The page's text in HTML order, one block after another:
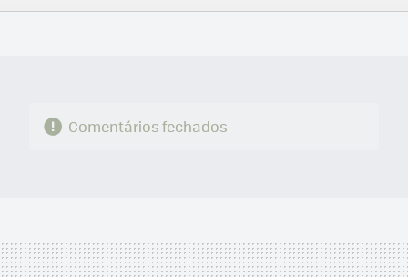
FACEBOOK
TWITTERFLIPBOARD
E-
WHATSAPP
Comentários fechados